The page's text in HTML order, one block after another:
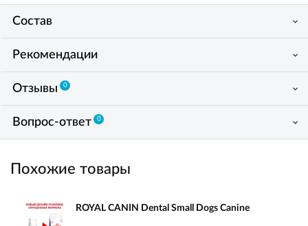
Состав
Рекомендации
Отзывы 0
Вопрос-ответ 0
Похожие товары
ROYAL CANIN Dental Small Dogs Canine